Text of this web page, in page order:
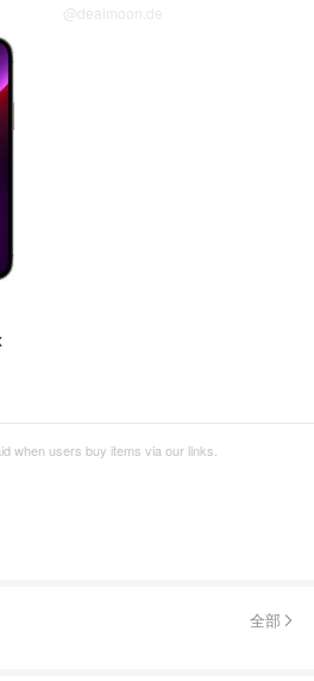
@dealmoon.de
when users buy items via our links.
全部